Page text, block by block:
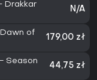
Drakkar
N/A
of
179,00 zł
Season
44,75 zł